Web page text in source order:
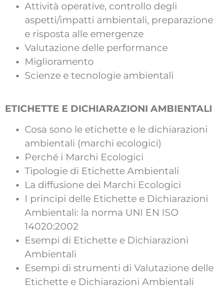
Attività operative, controllo degli
aspetti/impatti ambientali, preparazione
e risposta alle emergenze
Valutazione delle performance
Miglioramento
Scienze e tecnologie ambientali
ETICHETTE E DICHIARAZIONI AMBIENTALI
Cosa sono le etichette e le dichiarazioni
ambientali (marchi ecologici)
Perché i Marchi Ecologici
Tipologie di Etichette Ambientali
La diffusione dei Marchi Ecologici
I principi delle Etichette e Dichiarazioni
Ambientali: la norma UNI EN ISO
14020:2002
Esempi di Etichette e Dichiarazioni
Ambientali
Esempi di strumenti di Valutazione delle
Etichette e Dichiarazioni Ambientali